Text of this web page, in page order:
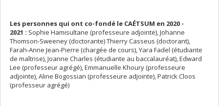
Les personnes qui ont co-fondé le CAÉTSUM en 2020 -
2021 : Sophie Hamisultane (professeure adjointe), Johanne
Thomson-Sweeney (doctorante) Thierry Casseus (doctorant),
Farah-Anne Jean-Pierre (chargée de cours), Yara Fadel (étudiante
de maîtrise), Joanne Charles (étudiante au baccalauréat), Edward
Lee (professeur agrégé), Emmanuelle Khoury (professeure
adjointe), Aline Bogossian (professeure adjointe), Patrick Cloos
(professeur agrégé)